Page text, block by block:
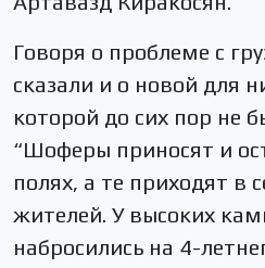
Говоря о проблеме с
сказали и о новой для
которой до сих пор не
“Шоферы приносят и
полях, а те приходят в
жителей. У высоких
набросились на 4-